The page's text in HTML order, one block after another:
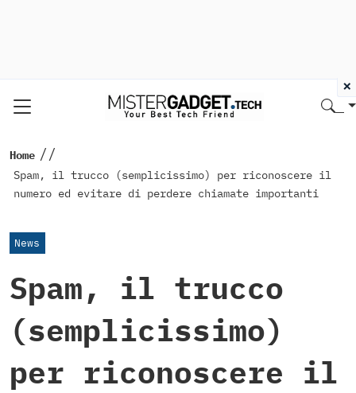
Home //
Spam, il trucco (semplicissimo) per riconoscere il
numero ed evitare di perdere chiamate importanti
News
Spam, il trucco
(semplicissimo)
per riconoscere il
×